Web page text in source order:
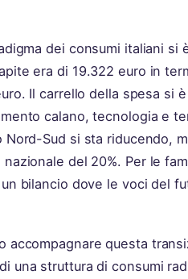
dei consumi italiani si
era di 19.322 euro in
Il carrello della spesa si
calano, tecnologia e
Nord-Sud si sta riducendo,
del 20%. Per le
bilancio dove le voci del
accompagnare questa
una struttura di consumi